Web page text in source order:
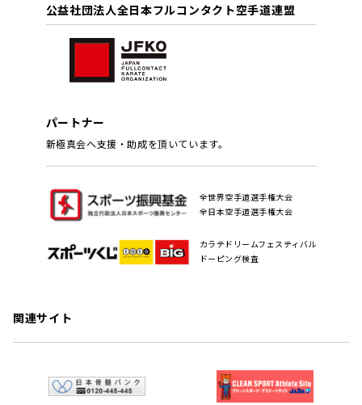
公益社団法人全日本フルコンタクト空手道連盟
パートナー
新極真会へ支援・助成を頂いています。
全世界空手道選手権大会
全日本空手道選手権大会
カラテドリームフェスティバル
ドーピング検査
関連サイト